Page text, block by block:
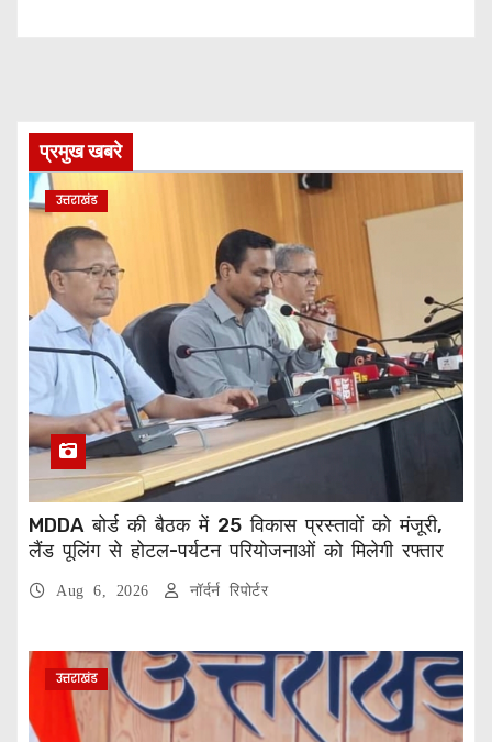
प्रमुख खबरे
उत्तराखंड
MDDA बोर्ड की बैठक में 25 विकास प्रस्तावों को मंजूरी,
लैंड पूलिंग से होटल-पर्यटन परियोजनाओं को मिलेगी रफ्तार
Aug 6, 2026 नॉर्दर्न रिपोर्टर
उत्तराखंड